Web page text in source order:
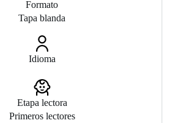
Formato
Tapa blanda
Idioma
Etapa lectora
Primeros lectores